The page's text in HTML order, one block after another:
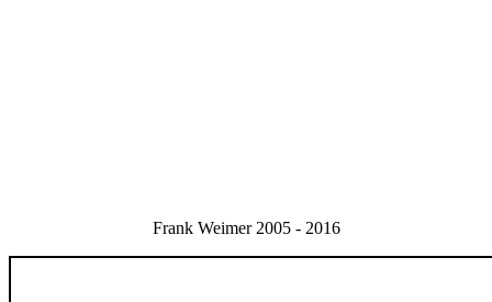
Frank Weimer 2005 - 2016